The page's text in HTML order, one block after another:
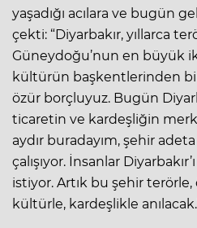
yaşadığı acılara ve bugün
çekti: “Diyarbakır, yıllarca
Güneydoğu’nun en büyük
kültürün başkentlerinden
özür borçluyuz. Bugün
ticaretin ve kardeşliğin
aydır buradayım, şehir
çalışıyor. İnsanlar
istiyor. Artık bu şehir terörle,
kültürle, kardeşlikle